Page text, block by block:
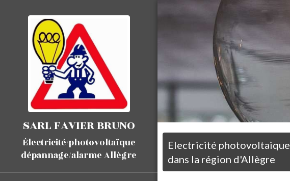
SARL FAVIER BRUNO
Électricité/photovoltaïque
dépannage/alarme Allègre
Electricité photovoltaique
dans la région d'Allègre